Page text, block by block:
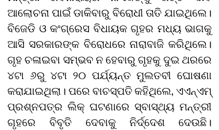
ଆଲୋଚନା ପାଇଁ ଡାକିବାରୁ ବିରୋଧୀ ତାତି ଯାଇଥିଲେ।
ବିଜେଡି ଓ କଂଗ୍ରେସ ବିଧାୟକ ଗୃହର ମଧ୍ୟ ଭାଗକୁ
ଆସି ସରକାରଙ୍କ ବିରୋଧରେ ନାରାବାଜି କରିଥିଲେ।
ଗୃହ ଚଳାଇବା ସମ୍ଭବ ନ ହେବାରୁ ଗୃହକୁ ଦୁଇ ଥରରେ
୪ଟା ୬ରୁ ୪ଟା ୨୦ ପର୍ଯ୍ୟନ୍ତ ମୁଲତବୀ ଘୋଷଣା
କରାଯାଇଥିଲା। ପରେ ବାଚସ୍ପତି କହିଥିଲେ, ଏଏନ୍‌ଏମ୍
ପ୍ରଶ୍ନପତ୍ର ଲିକ୍ ଘଟଣାରେ ସ୍ବାସ୍ଥ୍ୟ ମନ୍ତ୍ରୀ
ଗୃହରେ ବିବୃତି ଦେବାକୁ ନିର୍ଦ୍ଦେଶ ଦେଉଛି।